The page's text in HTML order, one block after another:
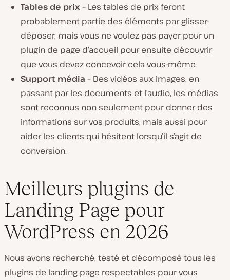
Tables de prix– Les tables de prix feront
probablement partie des éléments par glisser-
déposer, mais vous ne voulez pas payer pour un
plugin de page d’accueil pour ensuite découvrir
que vous devez concevoir cela vous-même.
Support média – Des vidéos aux images, en
passant par les documents et l’audio, les médias
sont reconnus non seulement pour donner des
informations sur vos produits, mais aussi pour
aider les clients qui hésitent lorsqu’il s’agit de
conversion.
Meilleurs plugins de
Landing Page pour
WordPress en 2026
Nous avons recherché, testé et décomposé tous les
plugins de landing page respectables pour vous